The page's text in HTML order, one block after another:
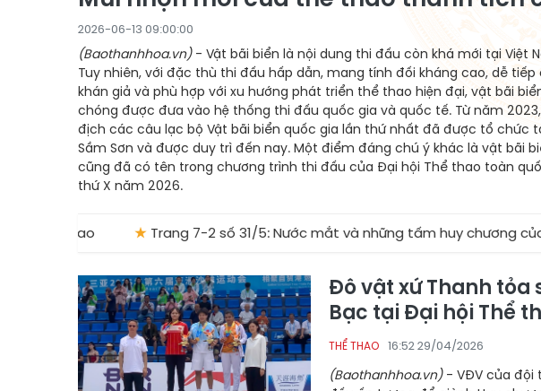
2026-06-13 09:00:00
(Baothanhhoa.vn)- Vật bãi biển là nội dung thi đấu còn khá mới tại Việt
Tuy nhiên, với đặc thù thi đấu hấp dẫn, mang tính đối kháng cao, dễ tiếp
khán giả và phù hợp với xu hướng phát triển thể thao hiện đại, vật bãi
chóng được đưa vào hệ thống thi đấu quốc gia và quốc tế. Từ năm
địch các câu lạc bộ Vật bãi biển quốc gia lần thứ nhất đã được tổ chức
Sầm Sơn và được duy trì đến nay. Một điểm đáng chú ý khác là vật bãi
cũng đã có tên trong chương trình thi đấu của Đại hội Thể thao toàn
thứ X năm 2026.
Trang 7-2 số 31/5: Nước mắt và những tấm huy chương của nữ
Đô vật xứ Thanh
Bạc tại Đại hội Thể
THỂ THAO 16:52 29/04/2026
(Baothanhhoa.vn)- VĐV của đội